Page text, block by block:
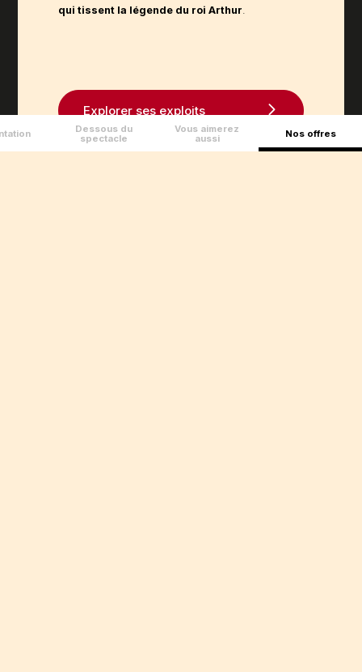
Dessous du
spectacle
Vous aimerez
aussi
Nos offres
qui tissent la légende du roi Arthur
Explorer ses exploits